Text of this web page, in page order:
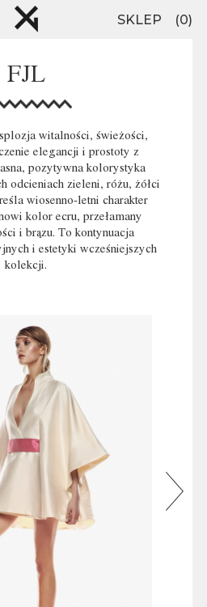
SKLEP 0
FJL
witalności, świeżości,
elegancji i prostoty z
pozytywna kolorystyka
odcieniach zieleni, różu, żółci
wiosenno-letni charakter
kolor ecru, przełamany
i brązu. To kontynuacja
i estetyki wcześniejszych
kolekcji.